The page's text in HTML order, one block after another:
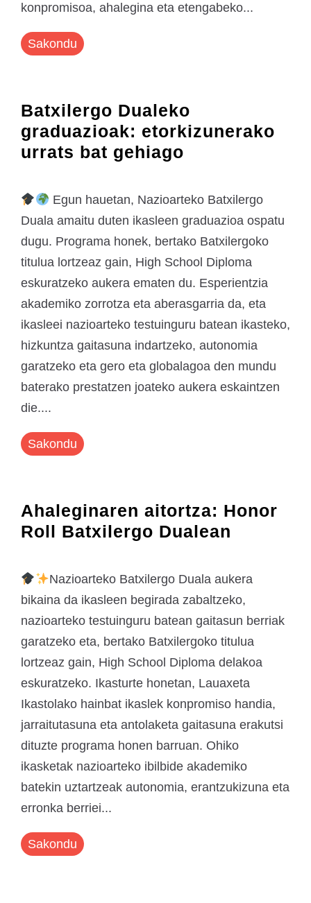
konpromisoa, ahalegina eta etengabeko...
Sakondu
Batxilergo Dualeko
graduazioak: etorkizunerako
urrats bat gehiago
Egun hauetan, Nazioarteko Batxilergo
Duala amaitu duten ikasleen graduazioa ospatu
dugu. Programa honek, bertako Batxilergoko
titulua lortzeaz gain, High School Diploma
eskuratzeko aukera ematen du. Esperientzia
akademiko zorrotza eta aberasgarria da, eta
ikasleei nazioarteko testuinguru batean ikasteko,
hizkuntza gaitasuna indartzeko, autonomia
garatzeko eta gero eta globalagoa den mundu
baterako prestatzen joateko aukera eskaintzen
die....
Sakondu
Ahaleginaren aitortza: Honor
Roll Batxilergo Dualean
Nazioarteko Batxilergo Duala aukera
bikaina da ikasleen begirada zabaltzeko,
nazioarteko testuinguru batean gaitasun berriak
garatzeko eta, bertako Batxilergoko titulua
lortzeaz gain, High School Diploma delakoa
eskuratzeko. Ikasturte honetan, Lauaxeta
Ikastolako hainbat ikaslek konpromiso handia,
jarraitutasuna eta antolaketa gaitasuna erakutsi
dituzte programa honen barruan. Ohiko
ikasketak nazioarteko ibilbide akademiko
batekin uztartzeak autonomia, erantzukizuna eta
erronka berriei...
Sakondu